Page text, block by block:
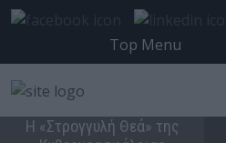
Top Menu
Η «Στρογγυλή Θεά» της